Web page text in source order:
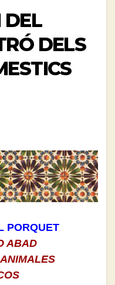
DEL
DELS
PORQUET
ABAD